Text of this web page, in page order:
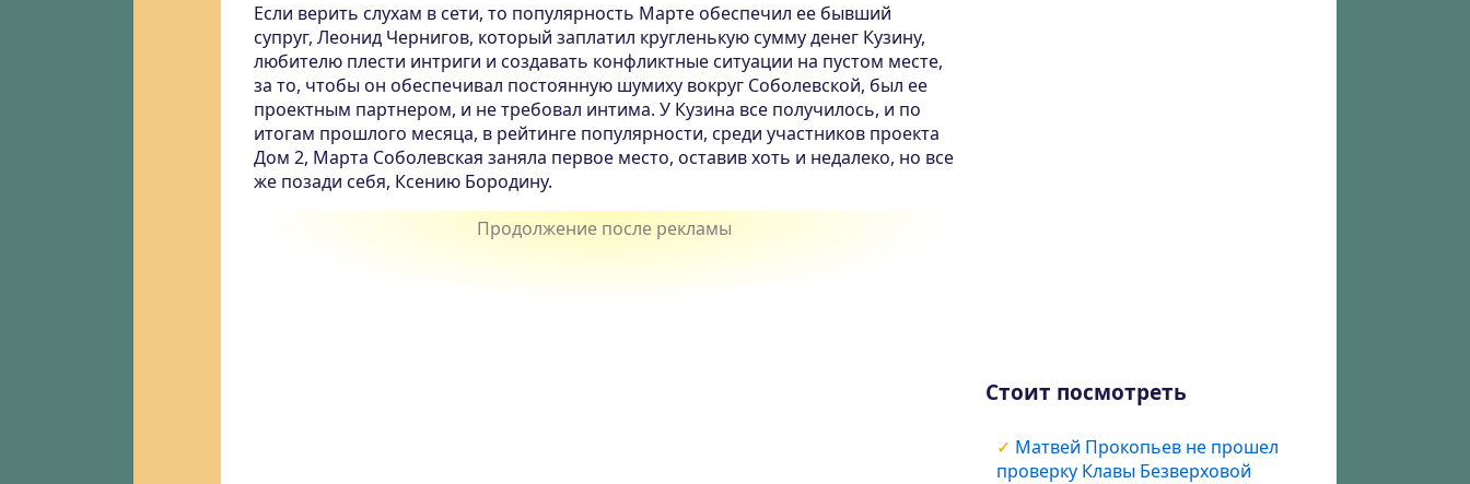
Если верить слухам в сети, то популярность Марте обеспечил ее бывший
супруг, Леонид Чернигов, который заплатил кругленькую сумму денег Кузину,
любителю плести интриги и создавать конфликтные ситуации на пустом месте,
за то, чтобы он обеспечивал постоянную шумиху вокруг Соболевской, был ее
проектным партнером, и не требовал интима. У Кузина все получилось, и по
итогам прошлого месяца, в рейтинге популярности, среди участников проекта
Дом 2, Марта Соболевская заняла первое место, оставив хоть и недалеко, но все
же позади себя, Ксению Бородину.
Стоит посмотреть
Матвей Прокопьев не прошел
проверку Клавы Безверховой